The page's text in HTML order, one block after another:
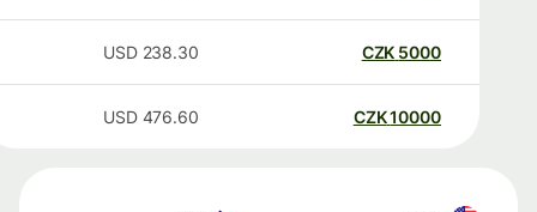
5000
CZK
238.30
USD
10000
CZK
476.60
USD